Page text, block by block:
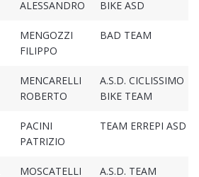
ALESSANDRO BIKE ASD
MENGOZZI
FILIPPO
BAD TEAM
MENCARELLI
ROBERTO
A.S.D. CICLISSIMO
BIKE TEAM
PACINI
PATRIZIO
TEAM ERREPI ASD
MOSCATELLI
A.S.D. TEAM